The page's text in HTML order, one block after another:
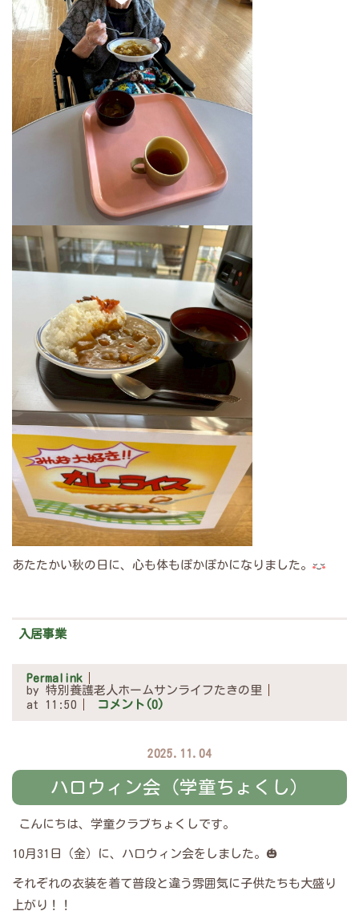
あたたかい秋の日に、心も体もぽかぽかになりました。
入居事業
Permalink
by 特別養護老人ホームサンライフたきの里
at 11:50
コメント(0)
2025.11.04
ハロウィン会（学童ちょくし）
こんにちは、学童クラブちょくしです。
10月31日（金）に、ハロウィン会をしました。🎃
それぞれの衣装を着て普段と違う雰囲気に子供たちも大盛り
上がり！！